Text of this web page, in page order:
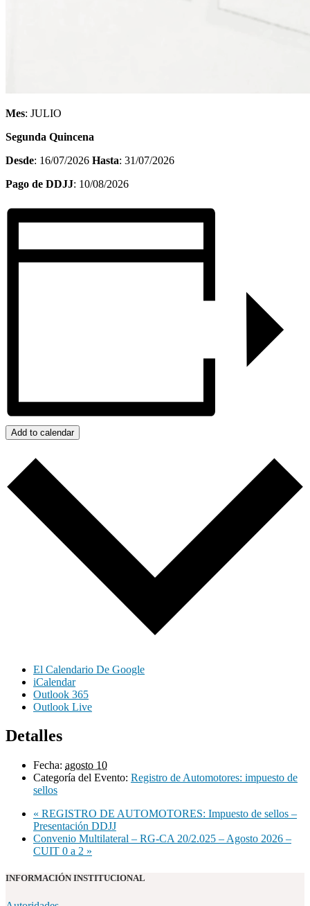
Mes: JULIO
Segunda Quincena
Desde: 16/07/2026 Hasta: 31/07/2026
Pago de DDJJ: 10/08/2026
Add to calendar
El Calendario De Google
iCalendar
Outlook 365
Outlook Live
Detalles
Fecha: agosto 10
Categoría del Evento: Registro de Automotores: impuesto de
sellos
« REGISTRO DE AUTOMOTORES: Impuesto de sellos –
Presentación DDJJ
Convenio Multilateral – RG-CA 20/2.025 – Agosto 2026 –
CUIT 0 a 2 »
INFORMACIÓN INSTITUCIONAL